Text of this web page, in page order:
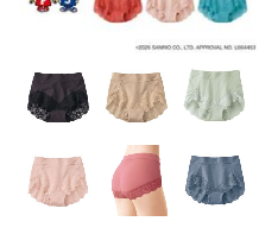
大きいサイズ レディース下着
大きいサイズ メンズ
シークレットセール
商品カテゴリ一覧
カタログ
カタログ・チラシからの
口コミ
レディースサ
4L